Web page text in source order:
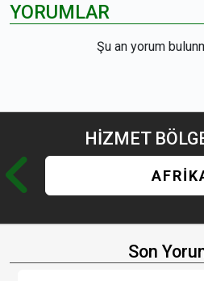
YORUMLAR
Şu an yorum
HİZMET
Son